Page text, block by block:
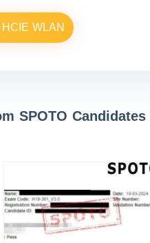
HCIE WLAN
SPOTO Candidates